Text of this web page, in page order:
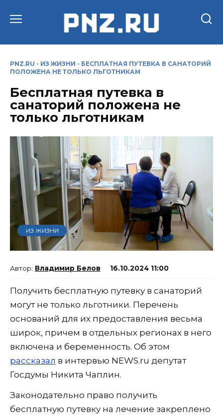
PNZ.RU - ИЗ ЖИЗНИ - БЕСПЛАТНАЯ ПУТЕВКА В САНАТОРИЙ
ПОЛОЖЕНА НЕ ТОЛЬКО ЛЬГОТНИКАМ
Бесплатная путевка в
санаторий положена не
только льготникам
ИЗ ЖИЗНИ
Владимир Белов 16.10.2024 11:00
Получить бесплатную путевку в санаторий
могут не только льготники. Перечень
оснований для их предоставления весьма
широк, причем в отдельных регионах в него
включена и беременность. Об этом
рассказал в интервью NEWS.ru депутат
Госдумы Никита Чаплин.
Законодательно право получить
бесплатную путевку на лечение закреплено